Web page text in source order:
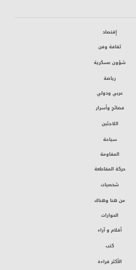
إقتصاد
ثقافة وفن
شؤون عسكرية
رياضة
عربي ودولي
فضائح وأسرار
اللاجئين
سياحة
المقاومة
حركة المقاطعة
شخصيات
من هنا وهناك
الحوارات
أقلام و آراء
كتب
الأكثر قراءة